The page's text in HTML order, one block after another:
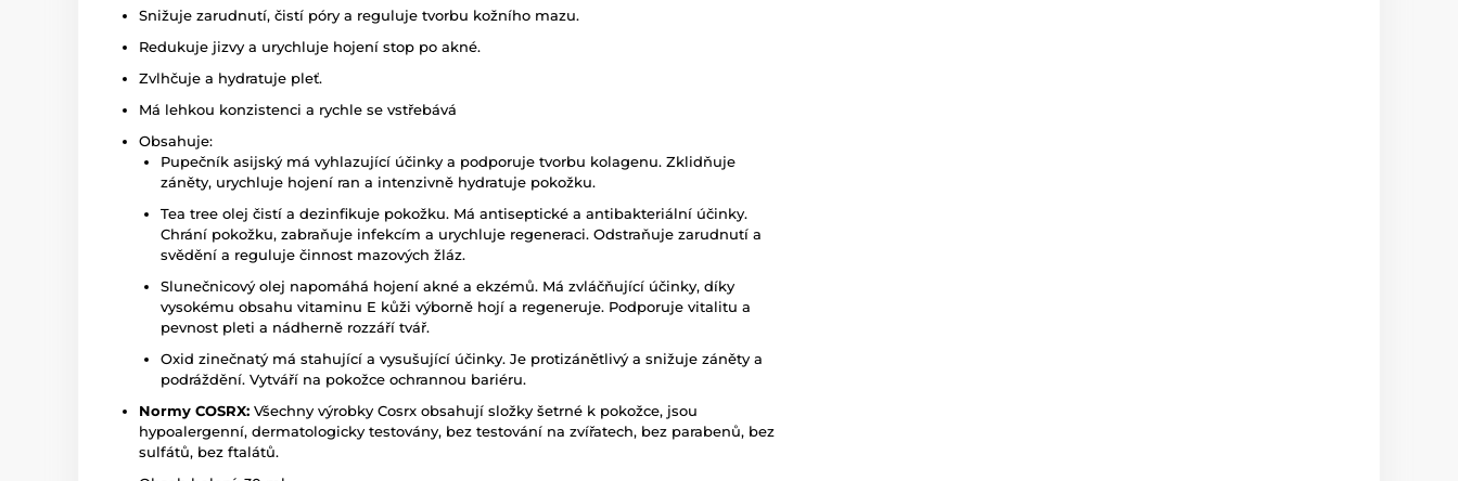
Snižuje zarudnutí, čistí póry a reguluje tvorbu kožního mazu.
Redukuje jizvy a urychluje hojení stop po akné.
Zvlhčuje a hydratuje pleť.
Má lehkou konzistenci a rychle se vstřebává
Obsahuje:
Pupečník asijský má vyhlazující účinky a podporuje tvorbu kolagenu. Zklidňuje
záněty, urychluje hojení ran a intenzivně hydratuje pokožku.
Tea tree olej čistí a dezinfikuje pokožku. Má antiseptické a antibakteriální účinky.
Chrání pokožku, zabraňuje infekcím a urychluje regeneraci. Odstraňuje zarudnutí a
svědění a reguluje činnost mazových žláz.
Slunečnicový olej napomáhá hojení akné a ekzémů. Má zvláčňující účinky, díky
vysokému obsahu vitaminu E kůži výborně hojí a regeneruje. Podporuje vitalitu a
pevnost pleti a nádherně rozzáří tvář.
Oxid zinečnatý má stahující a vysušující účinky. Je protizánětlivý a snižuje záněty a
podráždění. Vytváří na pokožce ochrannou bariéru.
Normy COSRX: Všechny výrobky Cosrx obsahují složky šetrné k pokožce, jsou
hypoalergenní, dermatologicky testovány, bez testování na zvířatech, bez parabenů, bez
sulfátů, bez ftalátů.